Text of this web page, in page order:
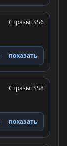
Стразы: SS6
показать
Стразы: SS8
показать